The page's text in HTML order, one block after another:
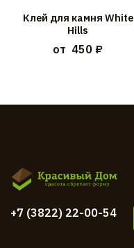
Клей для камня White
Hills
от 450 ₽
+7 (3822) 22-00-54